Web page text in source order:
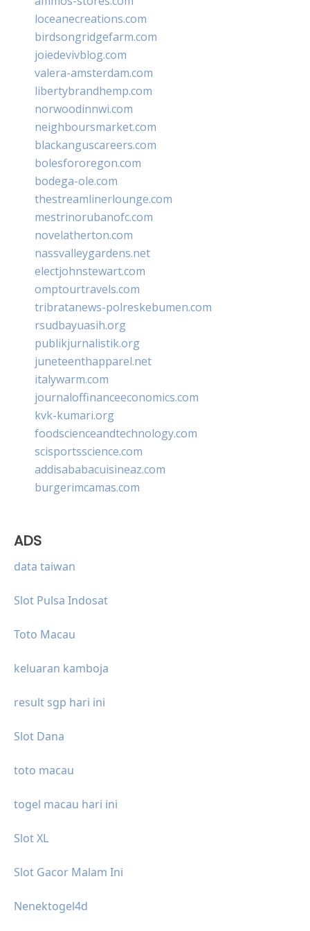
loceanecreations.com
birdsongridgefarm.com
joiedevivblog.com
valera-amsterdam.com
libertybrandhemp.com
norwoodinnwi.com
neighboursmarket.com
blackanguscareers.com
bolesfororegon.com
bodega-ole.com
thestreamlinerlounge.com
mestrinorubanofc.com
novelatherton.com
nassvalleygardens.net
electjohnstewart.com
omptourtravels.com
tribratanews-polreskebumen.com
rsudbayuasih.org
publikjurnalistik.org
juneteenthapparel.net
italywarm.com
journaloffinanceeconomics.com
kvk-kumari.org
foodscienceandtechnology.com
scisportsscience.com
addisababacuisineaz.com
burgerimcamas.com
ADS
data taiwan
Slot Pulsa Indosat
Toto Macau
keluaran kamboja
result sgp hari ini
Slot Dana
toto macau
togel macau hari ini
Slot XL
Slot Gacor Malam Ini
Nenektogel4d